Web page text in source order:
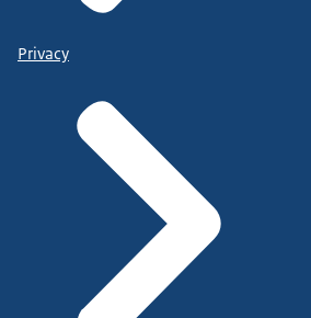
Privacy